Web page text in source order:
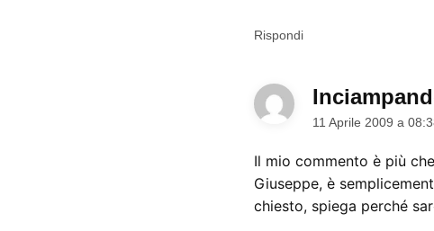
Rispondi
11 Aprile 2009 a
Il mio commento è più
Giuseppe, è
chiesto, spiega perché